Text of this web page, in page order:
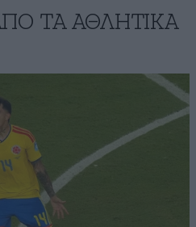
ΤA ΑΘΛΗΤΙΚΑ